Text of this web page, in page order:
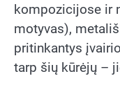
kompozicijose ir
motyvas),
pritinkantys
tarp šių kūrėjų –